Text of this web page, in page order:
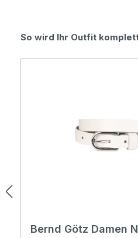
Produktgalerie
So wird Ihr Outfit
Bernd Götz Damen